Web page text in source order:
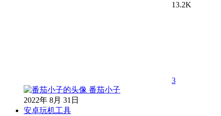
13.2K
3
番茄小子
2022年 8月 31日
安卓玩机工具